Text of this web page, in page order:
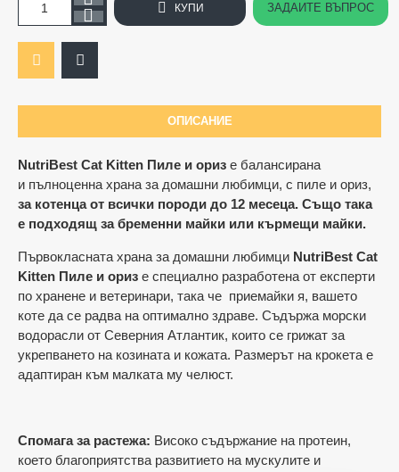
ОПИСАНИЕ
NutriBest Cat Kitten Пиле и ориз е балансирана
и пълноценна храна за домашни любимци, с пиле и ориз,
за ​​котенца от всички породи до 12 месеца. Също така
е подходящ за бременни майки или кърмещи майки.
Първокласната храна за домашни любимци NutriBest Cat
Kitten Пиле и ориз е специално разработена от експерти
по хранене и ветеринари, така че приемайки я, вашето
коте да се радва на оптимално здраве. Съдържа морски
водорасли от Северния Атлантик, които се грижат за
укрепването на козината и кожата. Размерът на крокета е
адаптиран към малката му челюст.
Спомага за растежа: Високо съдържание на протеин,
което благоприятства развитието на мускулите и
КУПИ ЗАДАЙТЕ ВЪПРОС